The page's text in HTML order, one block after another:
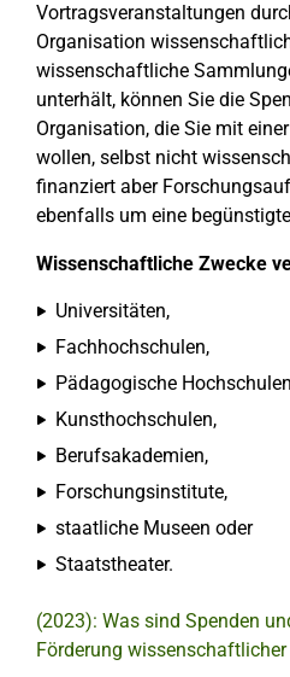
Vortragsveranstaltungen
Organisation
wissenschaftliche
unterhält, können Sie die
Organisation, die Sie mit
wollen, selbst nicht
finanziert aber
ebenfalls um eine
Wissenschaftliche Zwecke
Universitäten,
Fachhochschulen,
Pädagogische
Kunsthochschulen,
Berufsakademien,
Forschungsinstitute,
staatliche Museen oder
Staatstheater.
(2023): Was sind Spenden
Förderung wissenschaftlicher